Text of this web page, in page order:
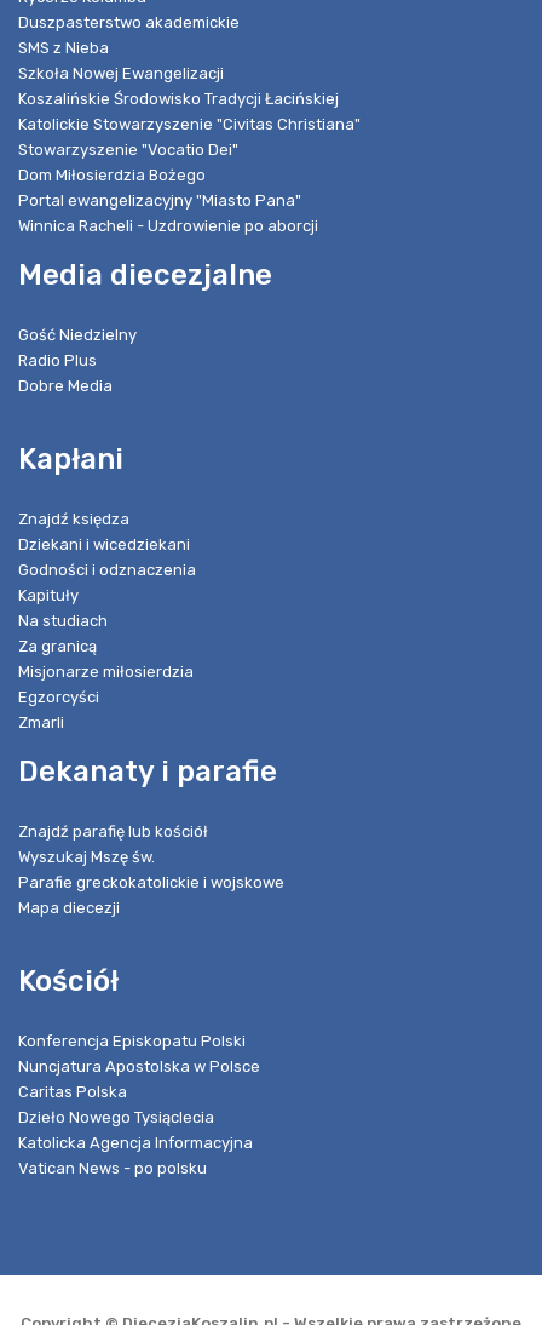
Duszpasterstwo akademickie
SMS z Nieba
Szkoła Nowej Ewangelizacji
Koszalińskie Środowisko Tradycji Łacińskiej
Katolickie Stowarzyszenie "Civitas Christiana"
Stowarzyszenie "Vocatio Dei"
Dom Miłosierdzia Bożego
Portal ewangelizacyjny "Miasto Pana"
Winnica Racheli - Uzdrowienie po aborcji
Media diecezjalne
Gość Niedzielny
Radio Plus
Dobre Media
Kapłani
Znajdź księdza
Dziekani i wicedziekani
Godności i odznaczenia
Kapituły
Na studiach
Za granicą
Misjonarze miłosierdzia
Egzorcyści
Zmarli
Dekanaty i parafie
Znajdź parafię lub kościół
Wyszukaj Mszę św.
Parafie greckokatolickie i wojskowe
Mapa diecezji
Kościół
Konferencja Episkopatu Polski
Nuncjatura Apostolska w Polsce
Caritas Polska
Dzieło Nowego Tysiąclecia
Katolicka Agencja Informacyjna
Vatican News - po polsku